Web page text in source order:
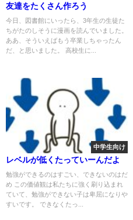
友達をたくさん作ろう
今日、図書館にいったら、3年生の生徒た
ちがたのしそうに漫画を読んでいました。
ああ、そういえばもう卒業しちゃったん
だ、と思いました。 高校生に...
中学生向け
レベルが低くたっていーんだよ
勉強ができるのはすごい、できないのはだ
め この価値観は私たちに強く刷り込まれ
ていて、勉強ができない子は卑屈になりや
すいです。 できなくたっ...